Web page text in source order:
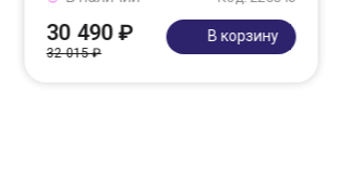
30 490 ₽
32 015 ₽
В корзину